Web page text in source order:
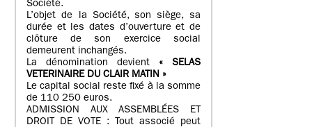
Société.
L’objet de la Société, son siège, sa
durée et les dates d’ouverture et de
clôture de son exercice social
demeurent inchangés.
La dénomination devient « SELAS
VETERINAIRE DU CLAIR MATIN »
Le capital social reste fixé à la somme
de 110 250 euros.
ADMISSION AUX ASSEMBLÉES ET
DROIT DE VOTE : Tout associé peut